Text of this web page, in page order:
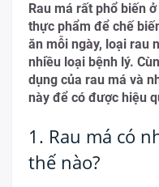
Rau má rất phổ biến
thực phẩm để chế
ăn mỗi ngày, loại rau
nhiều loại bệnh lý.
dụng của rau má và
này để có được hiệu
1. Rau má có
thế nào?